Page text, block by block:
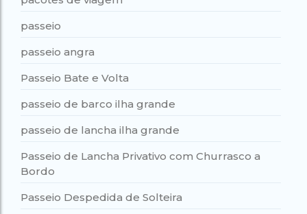
passeio
passeio angra
Passeio Bate e Volta
passeio de barco ilha grande
passeio de lancha ilha grande
Passeio de Lancha Privativo com Churrasco a
Bordo
Passeio Despedida de Solteira